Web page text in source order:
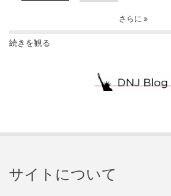
さらに
続きを観る
サイトについて